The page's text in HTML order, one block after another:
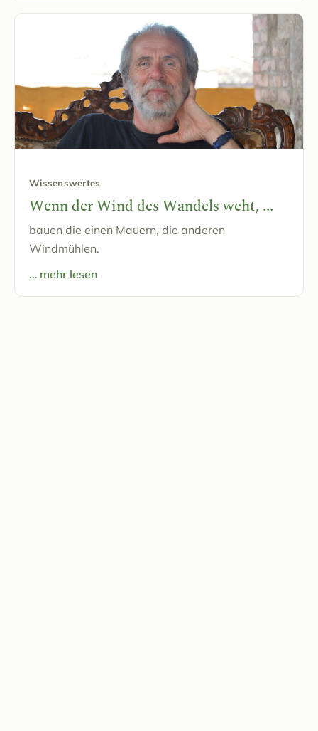
Wissenswertes
Wenn der Wind des Wandels weht, ...
bauen die einen Mauern, die anderen
Windmühlen.
… mehr lesen